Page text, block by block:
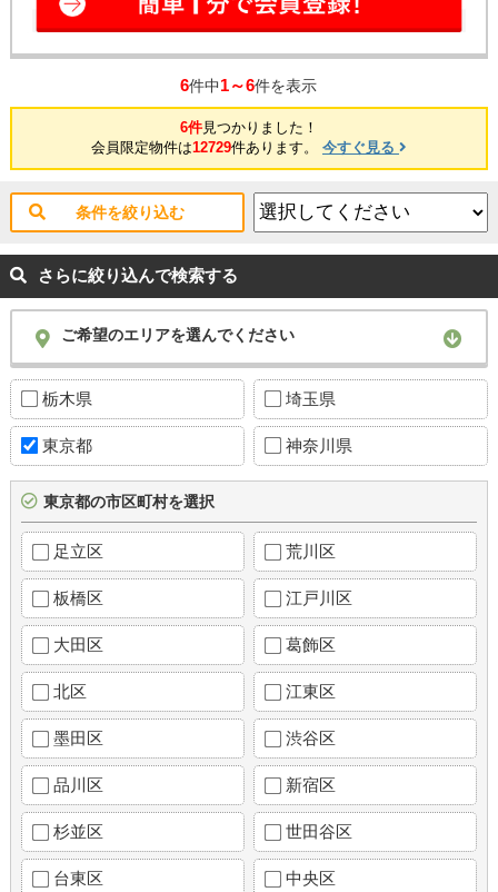
6件中1～6件を表示
6件見つかりました！
会員限定物件は12729件あります。 今すぐ見る
条件を絞り込む
さらに絞り込んで検索する
ご希望のエリアを選んでください
栃木県 埼玉県
東京都 神奈川県
東京都の市区町村を選択
足立区 荒川区
板橋区 江戸川区
大田区 葛飾区
北区 江東区
墨田区 渋谷区
品川区 新宿区
杉並区 世田谷区
台東区 中央区